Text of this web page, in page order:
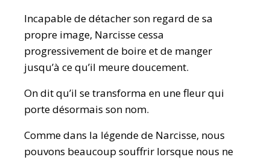
Incapable de détacher son regard de sa
propre image, Narcisse cessa
progressivement de boire et de manger
jusqu’à ce qu’il meure doucement.
On dit qu’il se transforma en une fleur qui
porte désormais son nom.
Comme dans la légende de Narcisse, nous
pouvons beaucoup souffrir lorsque nous ne